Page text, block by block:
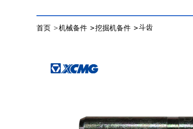
首页 >机械备件 >挖掘机备件 >斗齿